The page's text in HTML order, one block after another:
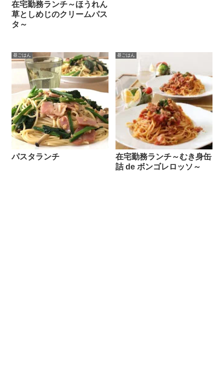
在宅勤務ランチ～ほうれん
草としめじのクリームパス
タ～
昼ごはん
パスタランチ
昼ごはん
在宅勤務ランチ～むき身缶
詰 de ボンゴレロッソ～